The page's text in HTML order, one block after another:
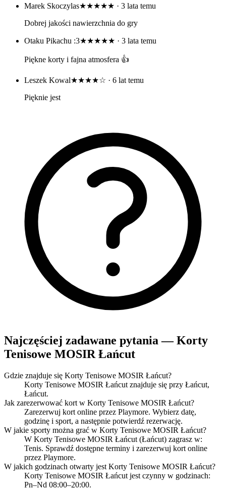
Marek Skoczylas★★★★★ · 3 lata temu
Dobrej jakości nawierzchnia do gry
Otaku Pikachu :3★★★★★ · 3 lata temu
Piękne korty i fajna atmosfera 👍
Leszek Kowal★★★★☆ · 6 lat temu
Pięknie jest
Najczęściej zadawane pytania — Korty
Tenisowe MOSIR Łańcut
Gdzie znajduje się Korty Tenisowe MOSIR Łańcut?
Korty Tenisowe MOSIR Łańcut znajduje się przy Łańcut,
Łańcut.
Jak zarezerwować kort w Korty Tenisowe MOSIR Łańcut?
Zarezerwuj kort online przez Playmore. Wybierz datę,
godzinę i sport, a następnie potwierdź rezerwację.
W jakie sporty można grać w Korty Tenisowe MOSIR Łańcut?
W Korty Tenisowe MOSIR Łańcut (Łańcut) zagrasz w:
Tenis. Sprawdź dostępne terminy i zarezerwuj kort online
przez Playmore.
W jakich godzinach otwarty jest Korty Tenisowe MOSIR Łańcut?
Korty Tenisowe MOSIR Łańcut jest czynny w godzinach:
Pn–Nd 08:00–20:00.